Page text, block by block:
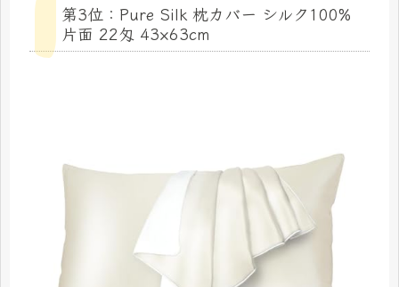
第3位：Pure Silk 枕カバー シルク100%
片面 22匁 43×63cm